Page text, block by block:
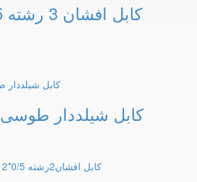
کابل شیلددار طوسی 1*2 سیمپود